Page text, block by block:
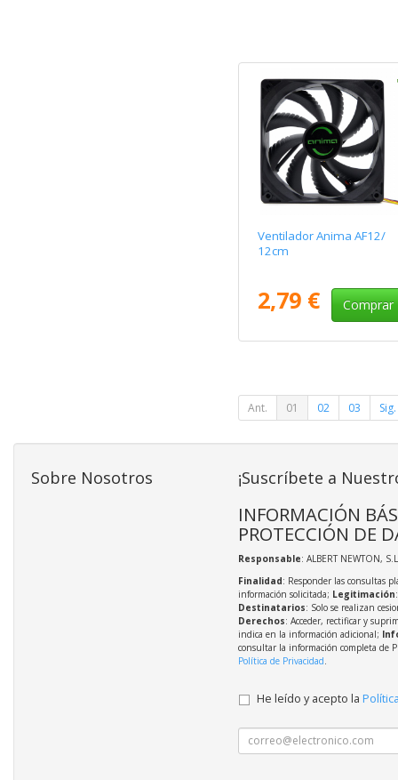
Ventilador Anima AF12/
12cm
2,79 € Comprar
Ant. 01 02 03 Sig.
Sobre Nosotros ¡Suscríbete a
INFORMACIÓN
PROTECCIÓN DE
Responsable: ALBERT NEWTON,
Finalidad: Responder las consultas
información solicitada; Legitimación
Destinatarios: Solo se realizan
Derechos: Acceder, rectificar y
indica en la información adicional;
consultar la información completa de
Política de Privacidad
He leído y acepto la